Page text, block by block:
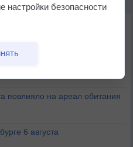
морские волны тепла
повлияло на ареал обитания
6 августа
настройки безопасности